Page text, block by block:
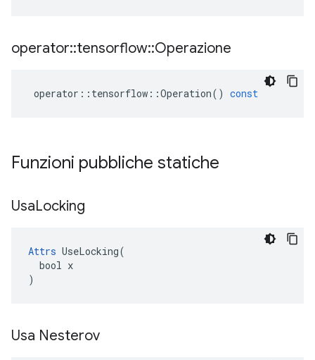
operator::tensorflow::Operazione
operator :: tensorflow ::Operation() const
Funzioni pubbliche statiche
UsaLocking
Attrs UseLocking(
  bool x
)
Usa Nesterov